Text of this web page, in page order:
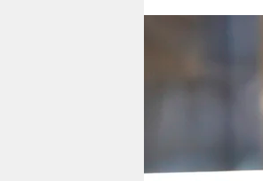
nord
verlag
veranstaltungen